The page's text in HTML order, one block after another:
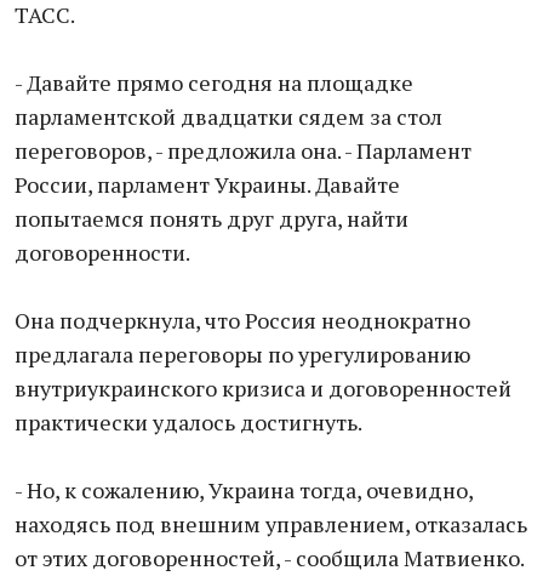
ТАСС.
- Давайте прямо сегодня на площадке
парламентской двадцатки сядем за стол
переговоров, - предложила она. - Парламент
России, парламент Украины. Давайте
попытаемся понять друг друга, найти
договоренности.
Она подчеркнула, что Россия неоднократно
предлагала переговоры по урегулированию
внутриукраинского кризиса и договоренностей
практически удалось достигнуть.
- Но, к сожалению, Украина тогда, очевидно,
находясь под внешним управлением, отказалась
от этих договоренностей, - сообщила Матвиенко.